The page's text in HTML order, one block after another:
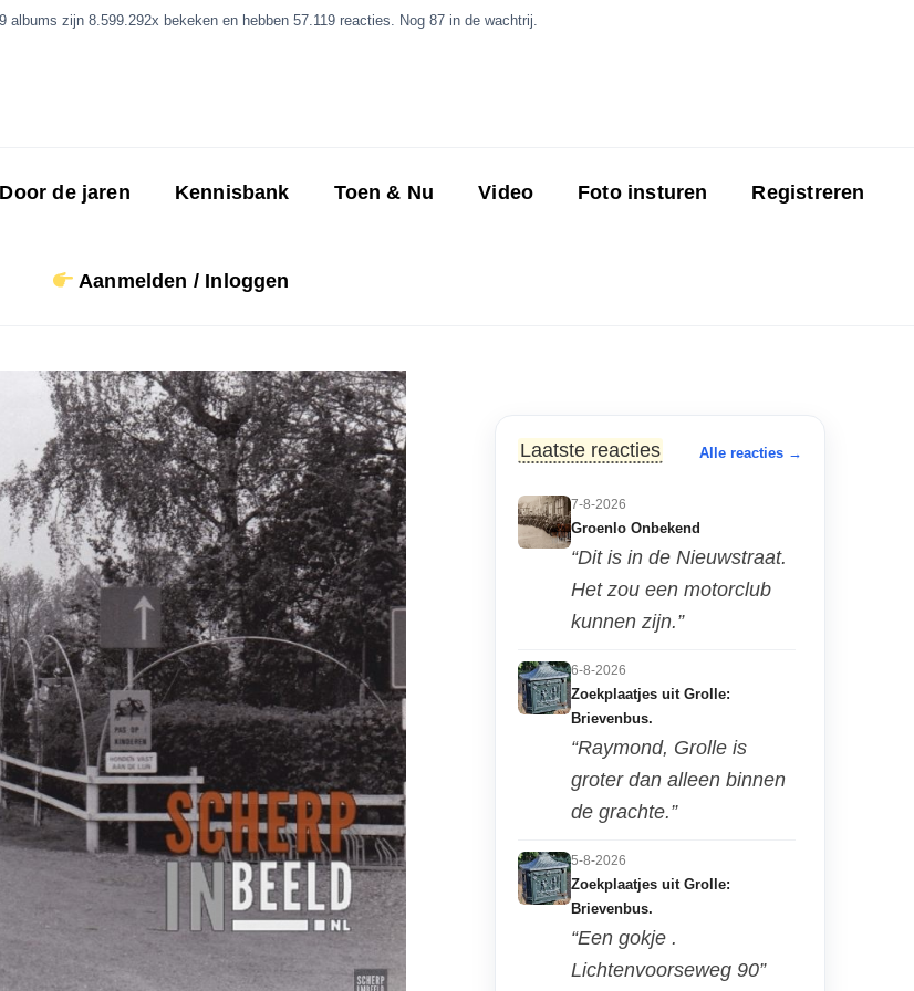
albums zijn 8.599.292x bekeken en hebben 57.119 reacties. Nog 87 in de wachtrij.
Door de jaren Kennisbank Toen & Nu Video Foto insturen Registreren
Aanmelden / Inloggen
Laatste reacties Alle reacties →
7-8-2026
Groenlo Onbekend
“Dit is in de Nieuwstraat.
Het zou een motorclub
kunnen zijn.”
6-8-2026
Zoekplaatjes uit Grolle:
Brievenbus.
“Raymond, Grolle is
groter dan alleen binnen
de grachte.”
5-8-2026
Zoekplaatjes uit Grolle:
Brievenbus.
“Een gokje .
Lichtenvoorseweg 90”